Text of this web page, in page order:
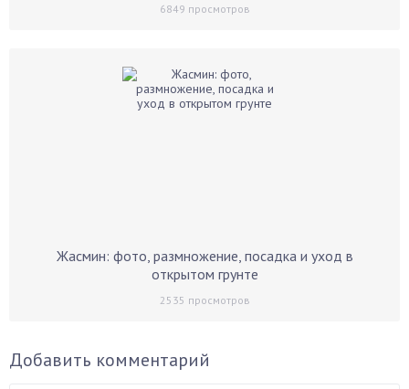
6849 просмотров
Жасмин: фото, размножение, посадка и уход в
открытом грунте
2535 просмотров
Добавить комментарий